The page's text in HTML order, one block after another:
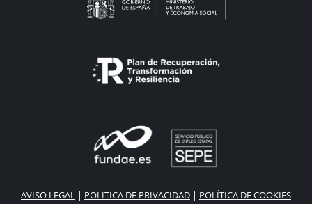
AVISO LEGAL | POLITICA DE PRIVACIDAD | POLÍTICA DE COOKIES